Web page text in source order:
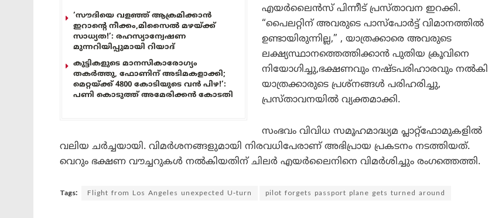
‘സൗദിയെ വളഞ്ഞ് ആക്രമിക്കാൻ
ഇറാന്റെ നീക്കം,മിസൈൽ മഴയ്ക്ക്
സാധ്യത!’: രഹസ്യാന്വേഷണ
മുന്നറിയിപ്പുമായി റിയാദ്
കുട്ടികളുടെ മാനസികാരോഗ്യം
തകർത്തു, ഫോണിന് അടിമകളാക്കി;
മെറ്റയ്ക്ക് 4800 കോടിയുടെ വൻ പിഴ!’:
പണി കൊടുത്ത് അമേരിക്കൻ കോടതി
എയർലൈൻസ് പിന്നീട് പ്രസ്താവന ഇറക്കി.
“പൈലറ്റിന് അവരുടെ പാസ്‌പോർട്ട് വിമാനത്തിൽ
ഉണ്ടായിരുന്നില്ല,” , യാത്രക്കാരെ അവരുടെ
ലക്ഷ്യസ്ഥാനത്തെത്തിക്കാൻ പുതിയ ക്രൂവിനെ
നിയോഗിച്ചു,ഭക്ഷണവും നഷ്ടപരിഹാരവും നൽകി
യാത്രക്കാരുടെ പ്രശ്നങ്ങൾ പരിഹരിച്ചു,
പ്രസ്താവനയിൽ വ്യക്തമാക്കി.
സംഭവം വിവിധ സമൂഹമാദ്ധ്യമ പ്ലാറ്റ്‌ഫോമുകളിൽ
വലിയ ചർച്ചയായി. വിമർശനങ്ങളുമായി നിരവധിപേരാണ് അഭിപ്രായ പ്രകടനം നടത്തിയത്.
വെറും ഭക്ഷണ വൗച്ചറുകൾ നൽകിയതിന് ചിലർ എയർലൈനിനെ വിമർശിച്ചും രംഗത്തെത്തി.
Tags: Flight from Los Angeles unexpected U-turn pilot forgets passport plane gets turned around